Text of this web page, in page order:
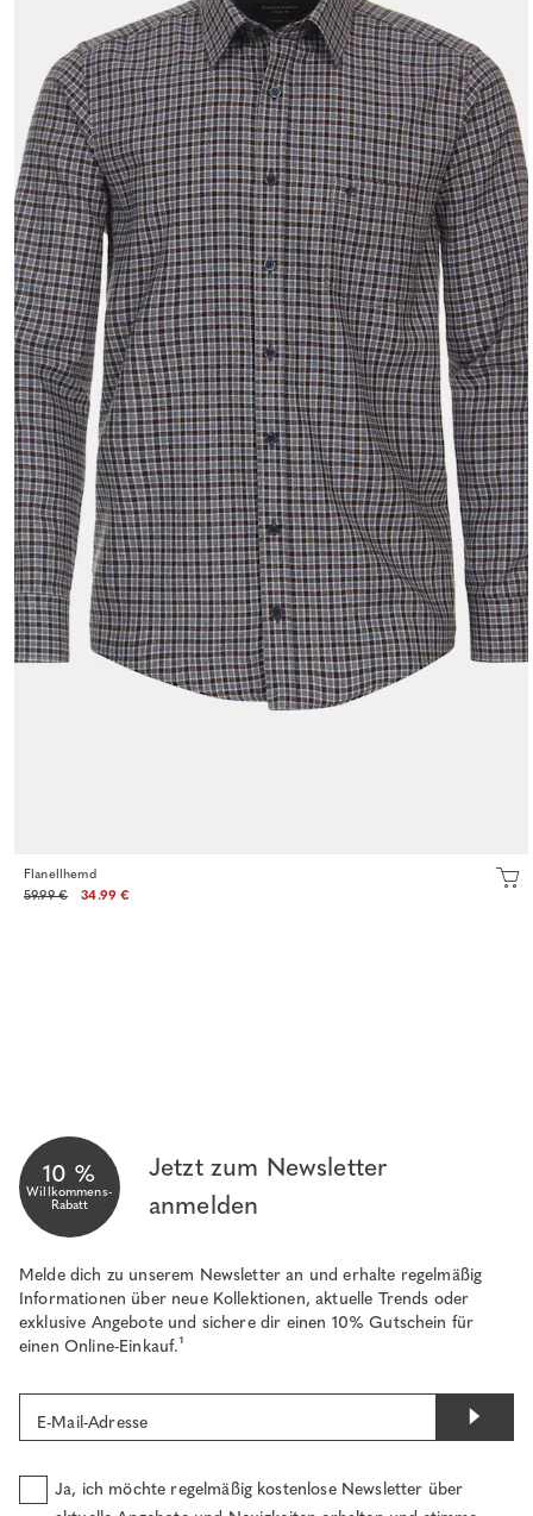
Flanellhemd
59.99 €
34.99 €
10 %
Willkommens-
Rabatt
Jetzt zum Newsletter
anmelden
Melde dich zu unserem Newsletter an und erhalte regelmäßig
Informationen über neue Kollektionen, aktuelle Trends oder
exklusive Angebote und sichere dir einen 10% Gutschein für
einen Online-Einkauf.¹
E-Mail-Adresse
Ja, ich möchte regelmäßig kostenlose Newsletter über